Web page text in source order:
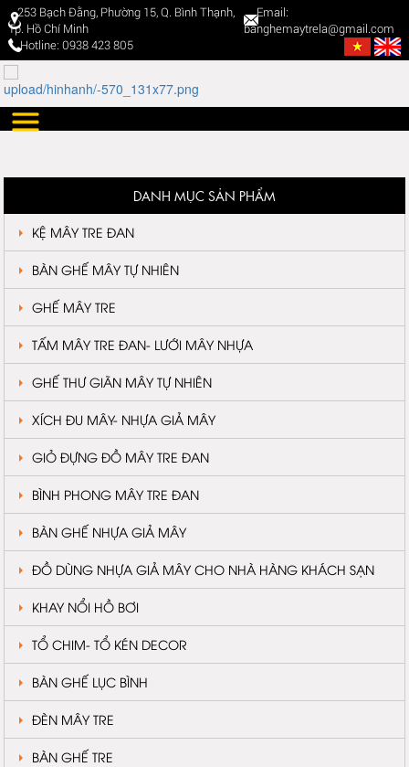
253 Bạch Đằng, Phường 15, Q. Bình Thạnh,
Tp. Hồ Chí Minh
Email:
banghemaytrela@gmail.com
Hotline: 0938 423 805
DANH MỤC SẢN PHẨM
KỆ MÂY TRE ĐAN
BÀN GHẾ MÂY TỰ NHIÊN
GHẾ MÂY TRE
TẤM MÂY TRE ĐAN- LƯỚI MÂY NHỰA
GHẾ THƯ GIÃN MÂY TỰ NHIÊN
XÍCH ĐU MÂY- NHỰA GIẢ MÂY
GIỎ ĐỰNG ĐỒ MÂY TRE ĐAN
BÌNH PHONG MÂY TRE ĐAN
BÀN GHẾ NHỰA GIẢ MÂY
ĐỒ DÙNG NHỰA GIẢ MÂY CHO NHÀ HÀNG KHÁCH SẠN
KHAY NỔI HỒ BƠI
TỔ CHIM- TỔ KÉN DECOR
BÀN GHẾ LỤC BÌNH
ĐÈN MÂY TRE
BÀN GHẾ TRE